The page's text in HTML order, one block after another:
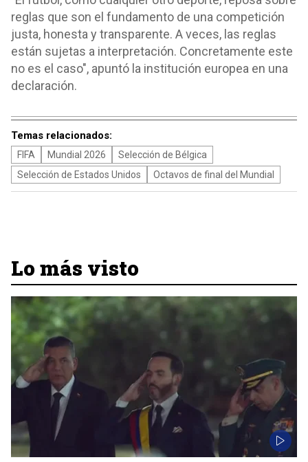
reglas que son el fundamento de una competición
justa, honesta y transparente. A veces, las reglas
están sujetas a interpretación. Concretamente este
no es el caso", apuntó la institución europea en una
declaración.
Temas relacionados:
FIFA Mundial 2026
Selección de Bélgica
Selección de Estados Unidos
Octavos de final del Mundial
Lo más visto